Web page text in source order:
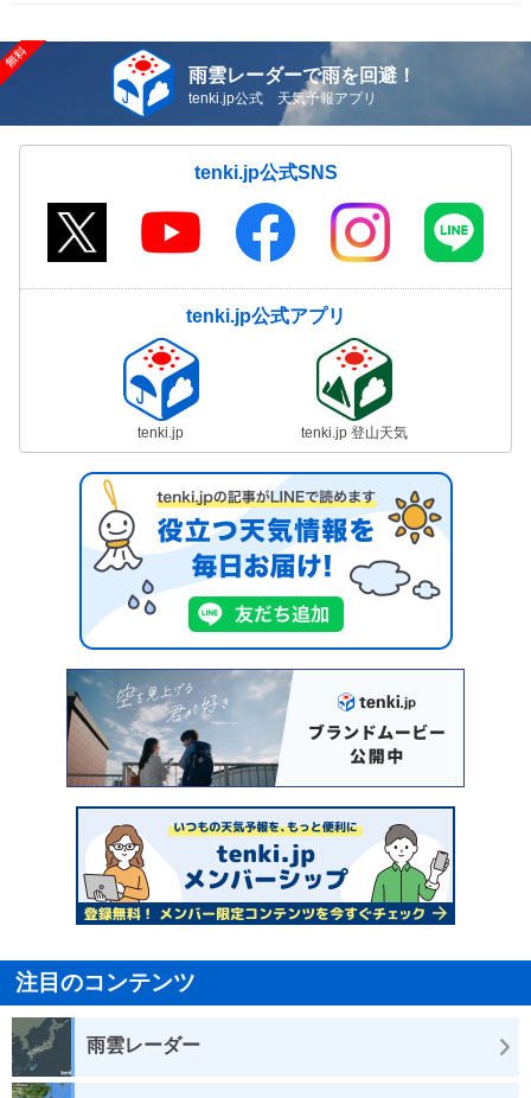
雨雲レーダーで雨を回避！
tenki.jp公式 天気予報アプリ
tenki.jp公式SNS
tenki.jp公式アプリ
tenki.jp tenki.jp 登山天気
注目のコンテンツ
雨雲レーダー